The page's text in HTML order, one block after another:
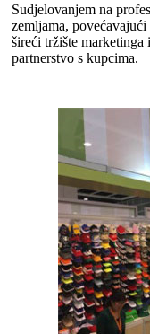
Sudjelovanjem na
zemljama,
šireći tržište
partnerstvo s kupcima.